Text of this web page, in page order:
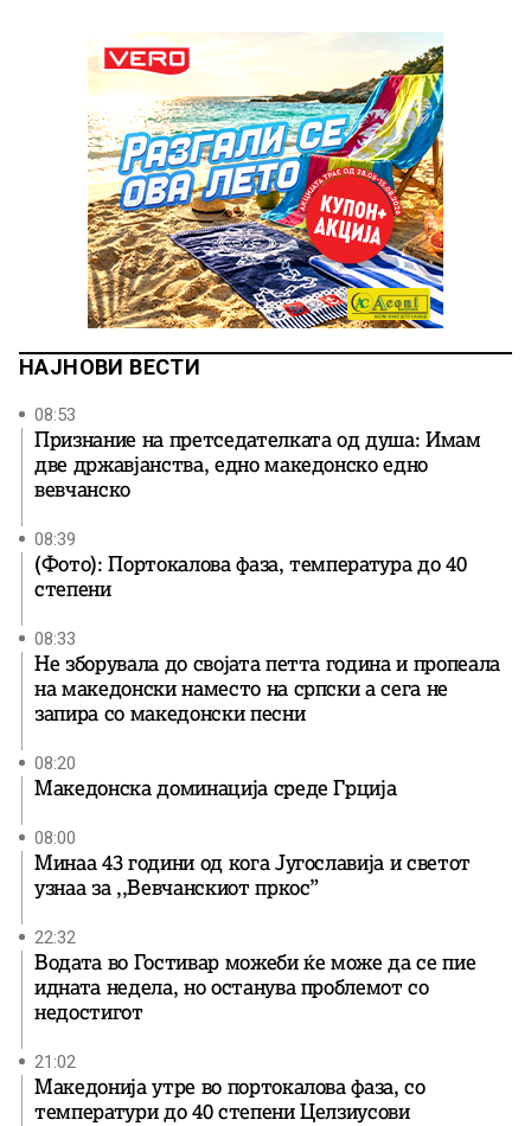
НАЈНОВИ ВЕСТИ
08:53
Признание на претседателката од душа: Имам
две државјанства, едно македонско едно
вевчанско
08:39
(Фото): Портокалова фаза, температура до 40
степени
08:33
Не зборувала до својата петта година и пропеала
на македонски наместо на српски а сега не
запира со македонски песни
08:20
Македонска доминација среде Грција
08:00
Минаа 43 години од кога Југославија и светот
узнаа за ,,Вевчанскиот пркос”
22:32
Водата во Гостивар можеби ќе може да се пие
идната недела, но останува проблемот со
недостигот
21:02
Македонија утре во портокалова фаза, со
температури до 40 степени Целзиусови